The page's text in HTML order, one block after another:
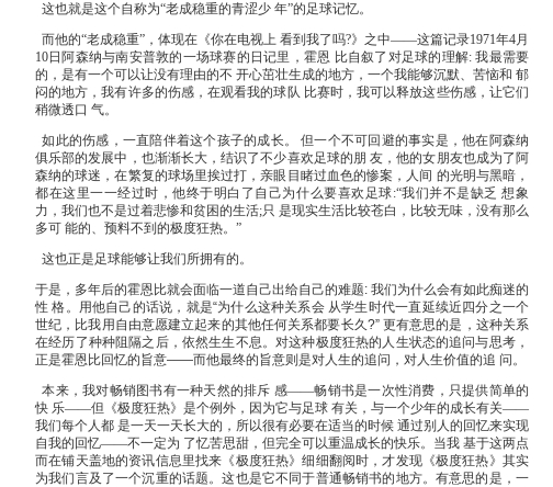
这也就是这个自称为“老成稳重的青涩少 年”的足球记忆。
而他的“老成稳重”，体现在《你在电视上 看到我了吗?》之中——这篇记录1971年4月
10日阿森纳与南安普敦的一场球赛的日记里，霍恩 比自叙了对足球的理解: 我最需要
的，是有一个可以让没有理由的不 开心茁壮生成的地方，一个我能够沉默、苦恼和 郁
闷的地方，我有许多的伤感，在观看我的球队 比赛时，我可以释放这些伤感，让它们
稍微透口 气。
如此的伤感，一直陪伴着这个孩子的成长。 但一个不可回避的事实是，他在阿森纳
俱乐部的发展中，也渐渐长大，结识了不少喜欢足球的朋 友，他的女朋友也成为了阿
森纳的球迷，在繁复的球场里挨过打，亲眼目睹过血色的惨案，人间 的光明与黑暗，
都在这里一一经过时，他终于明白了自己为什么要喜欢足球:“我们并不是缺乏 想象
力，我们也不是过着悲惨和贫困的生活;只 是现实生活比较苍白，比较无味，没有那么
多可 能的、预料不到的极度狂热。”
这也正是足球能够让我们所拥有的。
于是，多年后的霍恩比就会面临一道自己出给自己的难题: 我们为什么会有如此痴迷的
性 格。用他自己的话说，就是“为什么这种关系会 从学生时代一直延续近四分之一个
世纪，比我用自由意愿建立起来的其他任何关系都要长久?” 更有意思的是，这种关系
在经历了种种阻隔之后，依然生生不息。对这种极度狂热的人生状态的追问与思考，
正是霍恩比回忆的旨意——而他最终的旨意则是对人生的追问，对人生价值的追 问。
本来，我对畅销图书有一种天然的排斥 感——畅销书是一次性消费，只提供简单的
快 乐——但《极度狂热》是个例外，因为它与足球 有关，与一个少年的成长有关——
我们每个人都 是一天一天长大的，所以很有必要在适当的时候 通过别人的回忆来实现
自我的回忆——不一定为 了忆苦思甜，但完全可以重温成长的快乐。当我 基于这两点
而在铺天盖地的资讯信息里找来《极度狂热》细细翻阅时，才发现《极度狂热》其实
为我们言及了一个沉重的话题。这也是它不同于普通畅销书的地方。有意思的是，一